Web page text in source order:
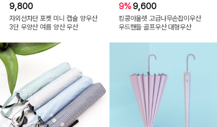
9,800
자외선차단 포켓 미니 캡슐 양우산
3단 우양산 여름 양산 우산
9%9,600
킹콩아울렛 고급나무손잡이우산
우드핸들 골프우산 대형우산